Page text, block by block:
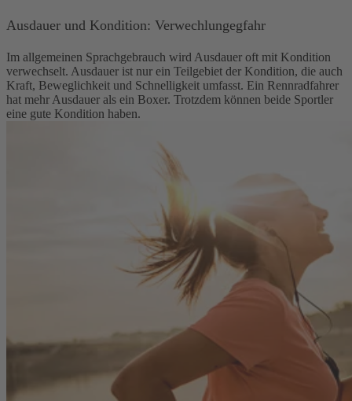
Ausdauer und Kondition: Verwechlungegfahr
Im allgemeinen Sprachgebrauch wird Ausdauer oft mit Kondition
verwechselt. Ausdauer ist nur ein Teilgebiet der Kondition, die auch
Kraft, Beweglichkeit und Schnelligkeit umfasst. Ein Rennradfahrer
hat mehr Ausdauer als ein Boxer. Trotzdem können beide Sportler
eine gute Kondition haben.